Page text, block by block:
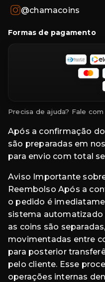
@chamacoins
Formas de pagamento
Precisa de ajuda? Fale
Após a confirmação
são preparadas em
para envio com total
Aviso Importante
Reembolso Após a
o pedido é
sistema automatizado
as coins são
movimentadas entre
para posterior
pelo cliente. Esse
operações internas